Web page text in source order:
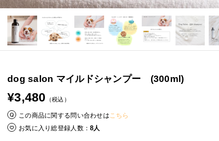
dog salon マイルドシャンプー (300ml)
¥3,480 （税込）
この商品に関する問い合わせは こちら
お気に入り総登録人数
8人